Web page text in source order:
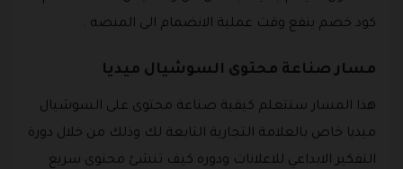
كود خصم ينفع وقت عملية الانضمام الى المنصه .
مسار صناعة محتوى السوشيال ميديا
هذا المسار ستتعلم كيفية صناعة محتوى على السوشيال
ميديا خاص بالعلامة التجارية التابعة لك وذلك من خلال دورة
التفكير الابداعي للاعلانات ودوره كيف تنشئ محتوى سريع